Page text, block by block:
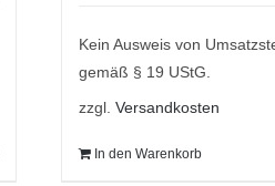
Kein Ausweis von
gemäß § 19 UStG.
zzgl. Versandkosten
In den Warenkorb